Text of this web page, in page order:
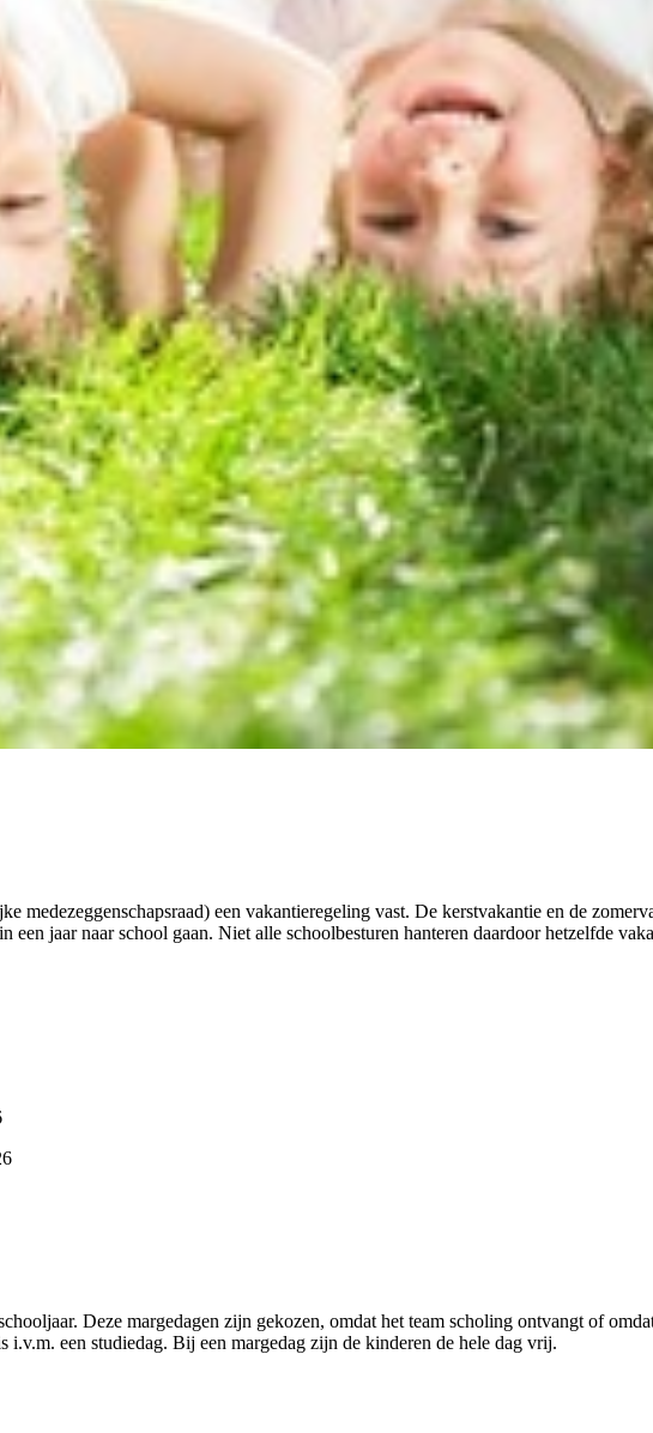
medezeggenschapsraad) een vakantieregeling vast. De kerstvakantie en de
jaar naar school gaan. Niet alle schoolbesturen hanteren daardoor hetzelfde
Deze margedagen zijn gekozen, omdat het team scholing ontvangt of
i.v.m. een studiedag. Bij een margedag zijn de kinderen de hele dag vrij.